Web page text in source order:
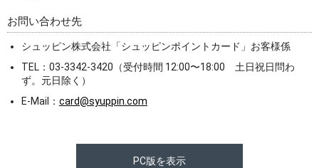
お問い合わせ先
シュッピン株式会社「シュッピンポイントカード」お客様係
TEL：03-3342-3420（受付時間 12:00〜18:00 土日祝日問わ
ず。元日除く）
E-Mail： card@syuppin.com
PC版を表示